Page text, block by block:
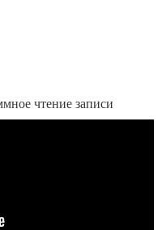
чтение записи